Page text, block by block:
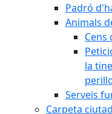
Padró
Animals
Cens
la
Serveis
Carpeta